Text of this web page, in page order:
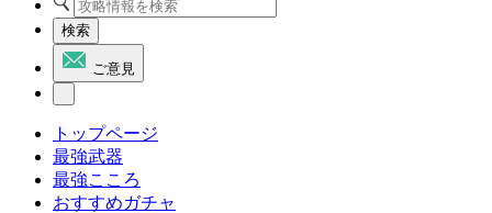
検索
ご意見
トップページ
最強武器
最強こころ
おすすめガチャ